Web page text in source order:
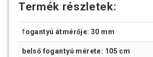
Termék részletek:
fogantyú átmérője: 30 mm
belső fogantyú mérete: 105 cm